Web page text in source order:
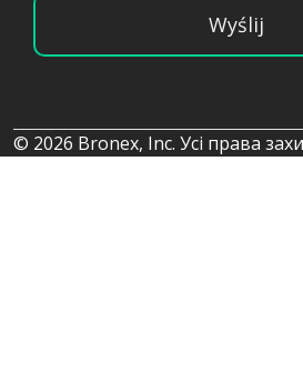
Wyślij
© 2026 Bronex, Inc. Усі права